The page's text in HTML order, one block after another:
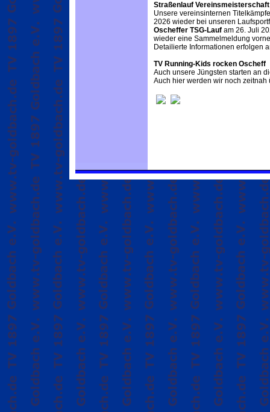
Straßenlauf
Unsere vereinsinternen
2026 wieder bei unseren
Oscheffer TSG-Lauf am 26. Juli
wieder eine Sammelmeldung
Detailierte Informationen erfolgen
TV Running-Kids rocken Oscheff
Auch unsere Jüngsten starten an
Auch hier werden wir noch